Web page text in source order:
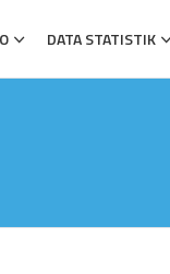
DATA STATISTIK